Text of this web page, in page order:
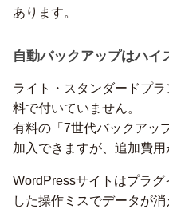
あります。
自動バックアップはハイ
ライト・スタンダードプ
料で付いていません。
有料の「7世代バックアッ
加入できますが、追加費用
WordPressサイトはプラ
した操作ミスでデータが消